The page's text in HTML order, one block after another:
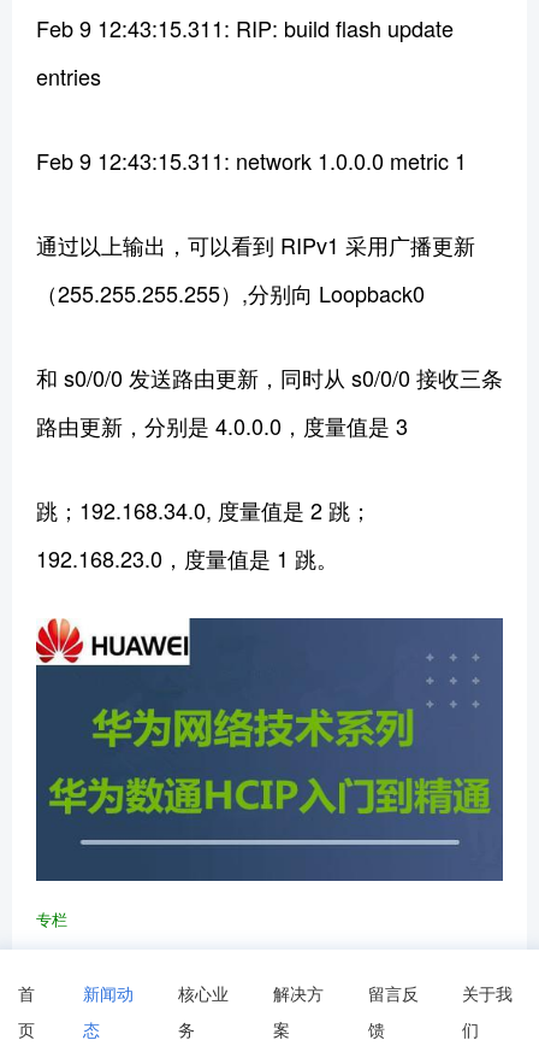
首
页
新闻动
态
核心业
务
解决方
案
留言反
馈
关于我
们
Feb 9 12:43:15.311: RIP: build flash update
entries
Feb 9 12:43:15.311: network 1.0.0.0 metric 1
通过以上输出，可以看到 RIPv1 采用广播更新
（255.255.255.255）,分别向 Loopback0
和 s0/0/0 发送路由更新，同时从 s0/0/0 接收三条
路由更新，分别是 4.0.0.0，度量值是 3
跳；192.168.34.0, 度量值是 2 跳；
192.168.23.0，度量值是 1 跳。
专栏
作者：专注分享网络技术